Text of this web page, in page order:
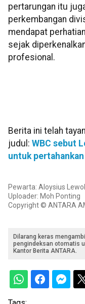
pertarungan itu
perkembangan
mendapat
sejak
profesional.
Berita ini telah
judul: WBC sebut
untuk
Pewarta: Aloysius
Uploader: Moh Ponting
Copyright © ANTARA
Dilarang keras
pengindeksan otomatis
Kantor Berita ANTARA.